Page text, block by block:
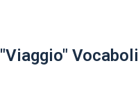
"Viaggio" Vocaboli